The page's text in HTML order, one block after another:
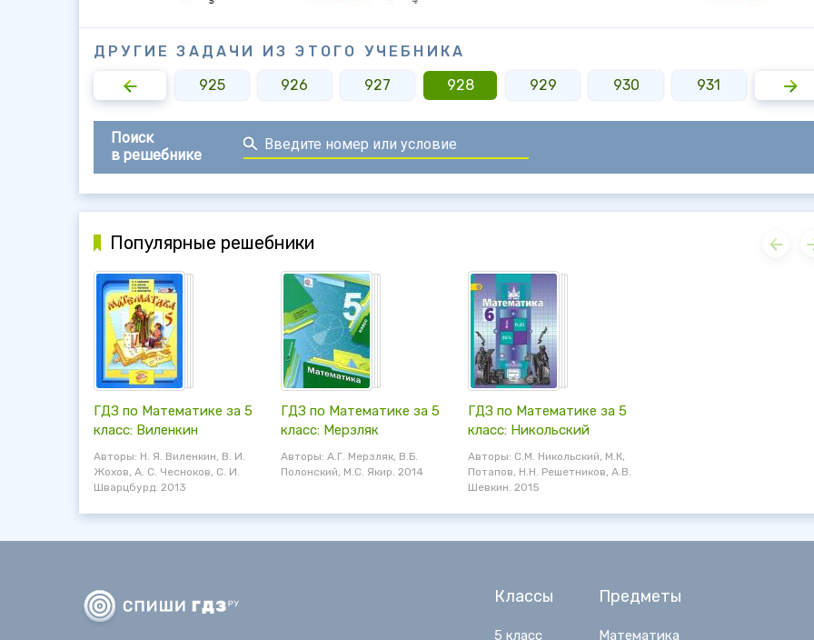
ДРУГИЕ ЗАДАЧИ ИЗ ЭТОГО УЧЕБНИКА
924 925 926 927 928 929 930 931 932
Поиск
в решебнике
Популярные решебники
ГДЗ по Математике за 5
класс: Виленкин
Авторы: Н. Я. Виленкин, В. И.
Жохов, А. С. Чесноков, С. И.
Шварцбурд. 2013
ГДЗ по Математике за 5
класс: Мерзляк
Авторы: А.Г. Мерзляк, В.Б.
Полонский, М.С. Якир. 2014
ГДЗ по Математике за 5
класс: Никольский
Авторы: С.М. Никольский, М.К,
Потапов, Н.Н. Решетников, А.В.
Шевкин. 2015
Классы
5 класс
Предметы
Математика